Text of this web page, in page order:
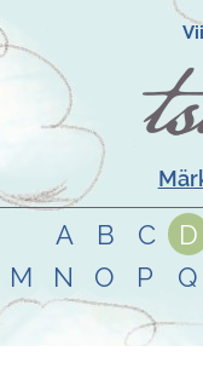
A B C D
M
N O P Q